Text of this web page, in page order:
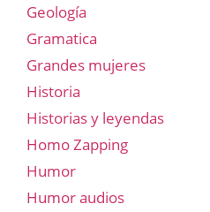
Geología
Gramatica
Grandes mujeres
Historia
Historias y leyendas
Homo Zapping
Humor
Humor audios